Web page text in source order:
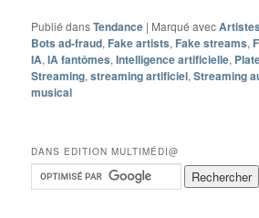
Publié dansTendance | Marqué avecArtistes
Bots ad-fraud, Fake artists, Fake streams,
IA,IA fantômes,Intelligence artificielle,
Streaming,streaming artificiel,Streaming
musical
DANS EDITION MULTIMÉDI@